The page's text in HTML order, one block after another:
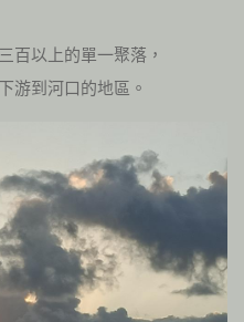
百以上的單一聚落，
游到河口的地區。